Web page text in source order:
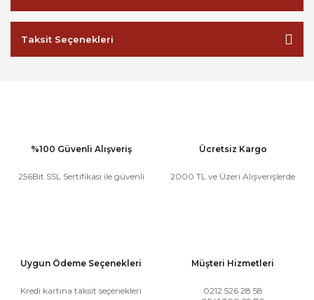
Taksit Seçenekleri
%100 Güvenli Alışveriş
256Bit SSL Sertifikası ile güvenli
Ücretsiz Kargo
2000 TL ve Üzeri Alışverişlerde
Uygun Ödeme Seçenekleri
Kredi kartına taksit seçenekleri
Müşteri Hizmetleri
0212 526 28 58